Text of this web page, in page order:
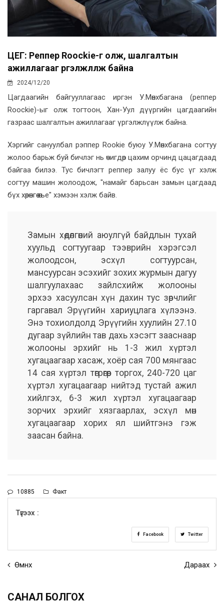
ЦЕГ: Реппер Roockie-г олж, шалгалтын
ажиллагааг үргэлжлүүлж байна
2024/12/20
Цагдаагийн байгууллагаас иргэн У.Мөнхбагана (реппер
Roockie)-ыг олж тогтоон, Хан-Уул дүүргийн цагдаагийн
газраас шалгалтын ажиллагааг үргэлжлүүлж байна.
Хэргийг сануулбал рэппер Rookie буюу У.Мөнхбагана согтуу
жолоо барьж буй бичлэг нь өчигдөр цахим орчинд цацагдаад
байгаа билээ. Тус бичлэгт реппер залуу ёс бус үг хэлж
согтуу машин жолоодож, "намайг барьсан замын цагдаад
бүх хөрөнгөө өгье" хэмээн хэлж байв.
Замын хөдөлгөөний аюулгүй байдлын тухай
хуульд согтуугаар тээврийн хэрэгсэл
жолоодсон, эсхүл согтуурсан,
мансуурсан эсэхийг зохих журмын дагуу
шалгуулахаас зайлсхийж жолооны
эрхээ хасуулсан хүн дахин тус зөрчлийг
гаргавал Эрүүгийн хариуцлага хүлээнэ.
Энэ тохиолдолд Эрүүгийн хуулийн 27.10
дугаар зүйлийн тав дахь хэсэгт зааснаар
жолооны эрхийг нь 1-3 жил хүртэл
хугацаагаар хасаж, хоёр сая 700 мянгаас
14 сая хүртэл төгрөгөөр торгох, 240-720 цаг
хүртэл хугацаагаар нийтэд тустай ажил
хийлгэх, 6-3 жил хүртэл хугацаагаар
зорчих эрхийг хязгаарлах, эсхүл мөн
хугацаагаар хорих ял шийтгэнэ гэж
заасан байна.
10885 Факт
Түгээх :
Facebook Twitter
Өмнөх Дараах
САНАЛ БОЛГОХ